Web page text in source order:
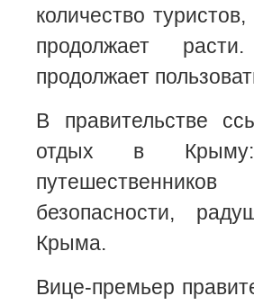
количество
продолжает
продолжает
В правительстве
отдых в Крыму:
безопасности,
Крыма.
Вице-премьер